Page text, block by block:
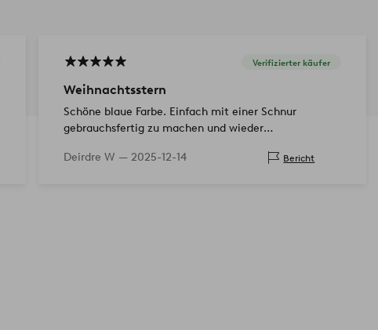
Verifizierter käufer
Weihnachtsstern
Schöne blaue Farbe. Einfach mit einer Schnur
gebrauchsfertig zu machen und wieder
Deirdre W — 2025-12-14 Bericht